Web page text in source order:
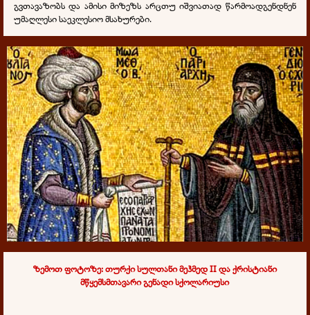
გვთავაზობს და ამისი მიზეზს არცთუ იშვიათად წარმოადგენდნენ
უმაღლესი საეკლესიო მსახურები.
ზემოთ ფოტოზე: თურქი სულთანი მეჰმედ II და ქრისტიანი
მწყემსმთავარი გენადი სქოლარიუსი